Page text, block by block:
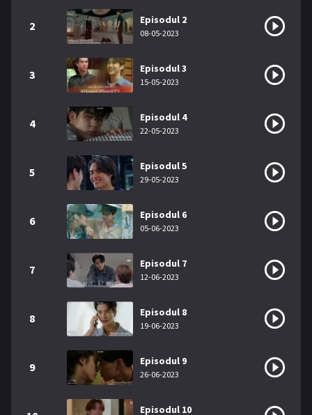
2 Episodul 2
08-05-2023
3 Episodul 3
15-05-2023
4 Episodul 4
22-05-2023
5 Episodul 5
29-05-2023
6 Episodul 6
05-06-2023
7 Episodul 7
12-06-2023
8 Episodul 8
19-06-2023
9 Episodul 9
26-06-2023
Episodul 10